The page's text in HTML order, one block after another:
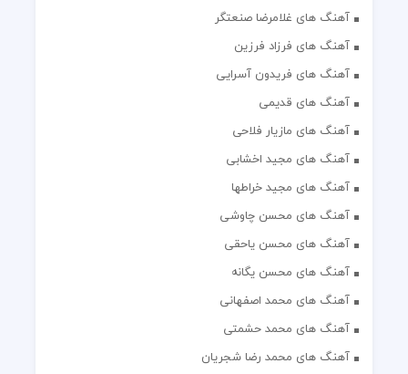
آهنگ های غلامرضا صنعتگر
آهنگ های فرزاد فرزین
آهنگ های فریدون آسرایی
آهنگ های قدیمی
آهنگ های مازیار فلاحی
آهنگ های مجید اخشابی
آهنگ های مجید خراطها
آهنگ های محسن چاوشی
آهنگ های محسن یاحقی
آهنگ های محسن یگانه
آهنگ های محمد اصفهانی
آهنگ های محمد حشمتی
آهنگ های محمد رضا شجریان